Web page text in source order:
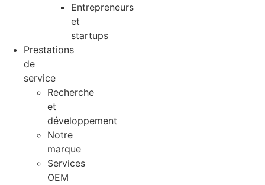
Entrepreneurs
et
startups
Prestations
de
service
Recherche
et
développement
Notre
marque
Services
OEM